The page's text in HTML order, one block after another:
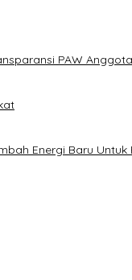
PAW
Energi Baru Untuk